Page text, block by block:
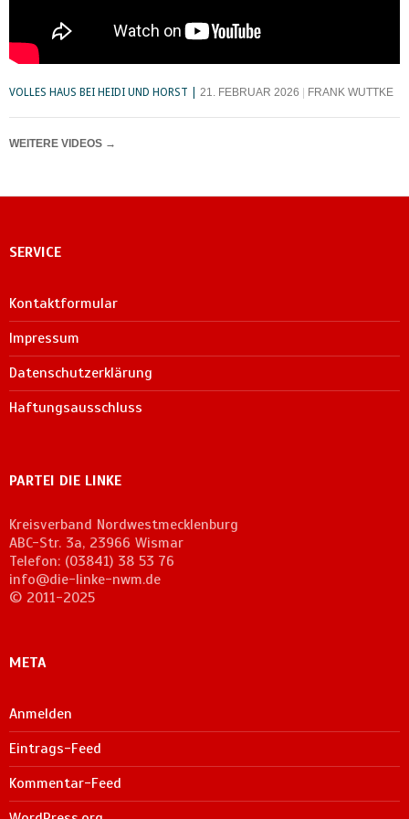
VOLLES HAUS BEI HEIDI UND HORST 21. FEBRUAR 2026 FRANK WUTTKE
WEITERE VIDEOS →
SERVICE
Kontaktformular
Impressum
Datenschutzerklärung
Haftungsausschluss
PARTEI DIE LINKE
Kreisverband Nordwestmecklenburg
ABC-Str. 3a, 23966 Wismar
Telefon: (03841) 38 53 76
info@die-linke-nwm.de
© 2011-2025
META
Anmelden
Eintrags-Feed
Kommentar-Feed